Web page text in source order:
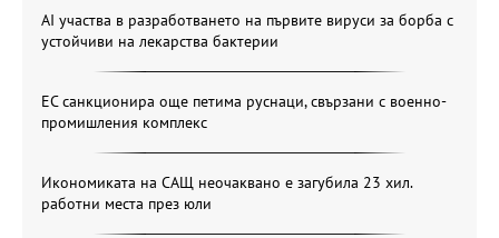
AI участва в разработването на първите вируси за борба с
устойчиви на лекарства бактерии
ЕС санкционира още петима руснаци, свързани с военно-
промишления комплекс
Икономиката на САЩ неочаквано е загубила 23 хил.
работни места през юли